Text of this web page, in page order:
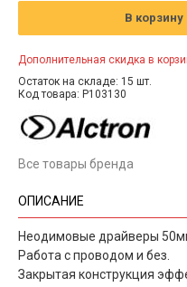
В корзину
Дополнительная скидка в
Остаток на складе: 15 шт.
Код товара: P103130
Все товары бренда
ОПИСАНИЕ
Неодимовые драйверы
Работа с проводом и без.
Закрытая конструкция